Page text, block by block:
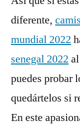
diferente,
mundial 2022
senegal 2022
puedes probar
quedártelos si
En este